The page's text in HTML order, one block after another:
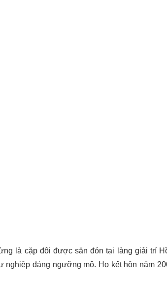
là cặp đôi được săn đón tại làng giải trí
đáng ngưỡng mộ. Họ kết hôn năm